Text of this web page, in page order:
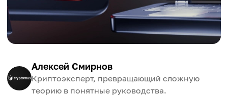
Алексей Смирнов
Криптоэксперт, превращающий сложную
теорию в понятные руководства.